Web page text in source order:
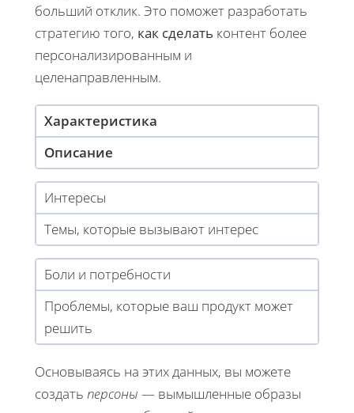
больший отклик. Это поможет разработать
стратегию того, как сделать контент более
персонализированным и
целенаправленным.
Характеристика
Описание
Интересы
Темы, которые вызывают интерес
Боли и потребности
Проблемы, которые ваш продукт может
решить
Основываясь на этих данных, вы можете
создать персоны — вымышленные образы